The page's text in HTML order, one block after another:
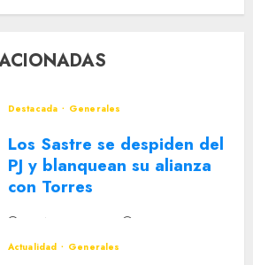
Destacada Generales
Los Sastre se despiden del
PJ y blanquean su alianza
con Torres
2 DE AGOSTO DE 2026
Actualidad
Generales